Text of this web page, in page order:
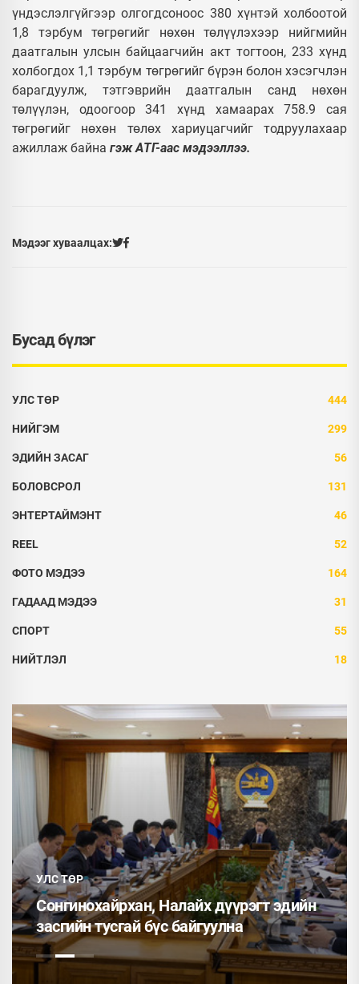
үндэслэлгүйгээр олгогдсоноос 380 хүнтэй холбоотой
1,8 тэрбум төгрөгийг нөхөн төлүүлэхээр нийгмийн
даатгалын улсын байцаагчийн акт тогтоон, 233 хүнд
холбогдох 1,1 тэрбум төгрөгийг бүрэн болон хэсэгчлэн
барагдуулж, тэтгэврийн даатгалын санд нөхөн
төлүүлэн, одоогоор 341 хүнд хамаарах 758.9 сая
төгрөгийг нөхөн төлөх хариуцагчийг тодруулахаар
ажиллаж байна гэж АТГ-аас мэдээллээ.
Мэдээг хуваалцах:
Бусад бүлэг
УЛС ТӨР 444
НИЙГЭМ 299
ЭДИЙН ЗАСАГ 56
БОЛОВСРОЛ 131
ЭНТЕРТАЙМЭНТ 46
REEL 52
ФОТО МЭДЭЭ 164
ГАДААД МЭДЭЭ 31
СПОРТ 55
НИЙТЛЭЛ 18
УЛС ТӨР
Сонгинохайрхан, Налайх дүүрэгт эдийн
засгийн тусгай бүс байгуулна